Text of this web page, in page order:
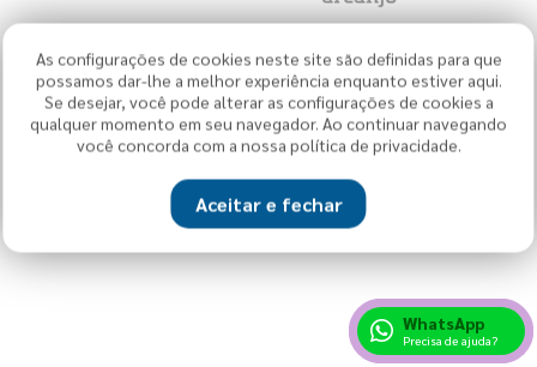
As configurações de cookies neste site são definidas para que
possamos dar-lhe a melhor experiência enquanto estiver aqui.
Se desejar, você pode alterar as configurações de cookies a
qualquer momento em seu navegador. Ao continuar navegando
você concorda com a nossa política de privacidade.
Aceitar e fechar
WhatsApp
Precisa de ajuda?